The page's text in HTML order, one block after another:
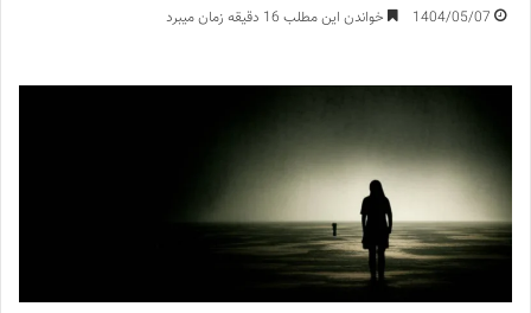
1404/05/07 خواندن این مطلب 16 دقیقه زمان میبرد